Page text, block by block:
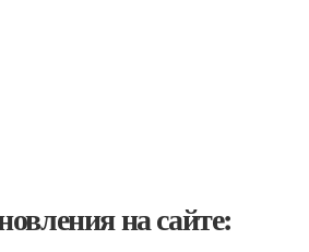
на сайте: